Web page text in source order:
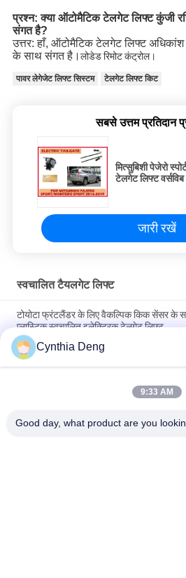
प्रश्न: क्या ऑटोमैटिक टेलगेट लिफ्ट कुंजी
संगत है?
उत्तर: हाँ, ऑटोमैटिक टेलगेट लिफ्ट अधिकांश
के साथ संगत है। लोडेड रिमोट कंट्रोल।
पावर लेगेजेट लिफ्ट सिस्टम टेलगेट लिफ्ट किट
सबसे उत्तम प्रतिदान
मित्सुबिशी पेजेरो
टेलगेट लिफ्ट
जारी रखें
स्वचालित टैयलगेट लिफ्ट
टोयोटा फ्रंटलैंडर के लिए वैकल्पिक किक सेंसर के
प्लास्टिक स्वचालित इलेक्ट्रिक टेलगेट लिफ्ट
अपग्रेड कार ट्रंक पावर लिफ्टगेट ऑटो ट्रंक के लिए
के लिए सुविधाजनक
टोयोटा BZ4X ऊंचाई स्मृति बहु समारोह के लिए
Cynthia Deng
9:33 AM
Good day, what product are you